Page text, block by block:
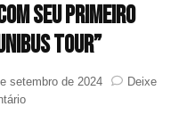
seu primeiro
TOUR”
setembro de 2024
Deixe
em